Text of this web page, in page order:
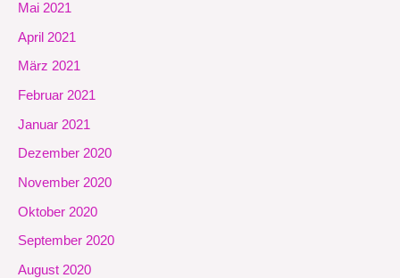
Mai 2021
April 2021
März 2021
Februar 2021
Januar 2021
Dezember 2020
November 2020
Oktober 2020
September 2020
August 2020